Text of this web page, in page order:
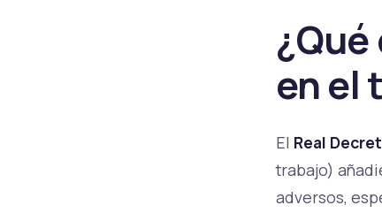
en el
El Real
trabajo)
adversos,